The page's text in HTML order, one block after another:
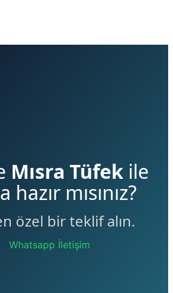
Mısra Tüfekile
hazır mısınız?
özel bir teklif alın.
Whatsapp İletişim